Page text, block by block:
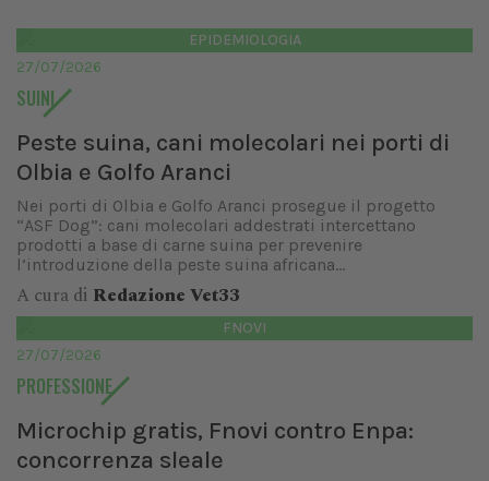
EPIDEMIOLOGIA
27/07/2026
SUINI
Peste suina, cani molecolari nei porti di
Olbia e Golfo Aranci
Nei porti di Olbia e Golfo Aranci prosegue il progetto
“ASF Dog”: cani molecolari addestrati intercettano
prodotti a base di carne suina per prevenire
l’introduzione della peste suina africana...
A cura di Redazione Vet33
FNOVI
27/07/2026
PROFESSIONE
Microchip gratis, Fnovi contro Enpa:
concorrenza sleale